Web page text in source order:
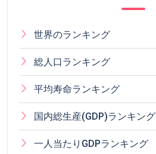
世界のランキング
総人口ランキング
平均寿命ランキング
国内総生産(GDP)ランキング
一人当たりGDPランキング